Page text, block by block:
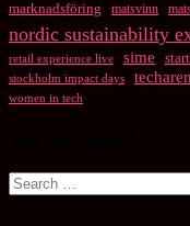
marknadsföring matsvinn
nordic sustainability
retail experience live sime
stockholm impact days
women in tech
Search
for: